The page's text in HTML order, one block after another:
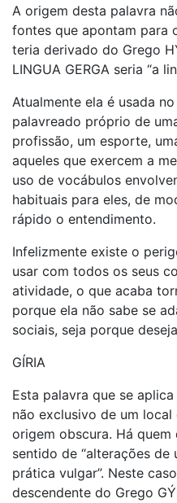
A origem desta palavra
fontes que apontam para
teria derivado do Grego
LINGUA GERGA seria “a
Atualmente ela é usada
palavreado próprio de
profissão, um esporte,
aqueles que exercem a
uso de vocábulos
habituais para eles, de
rápido o entendimento.
Infelizmente existe o
usar com todos os seus
atividade, o que acaba
porque ela não sabe se
sociais, seja porque
GÍRIA
Esta palavra que se
não exclusivo de um
origem obscura. Há quem
sentido de “alterações de
prática vulgar”. Neste
descendente do Grego